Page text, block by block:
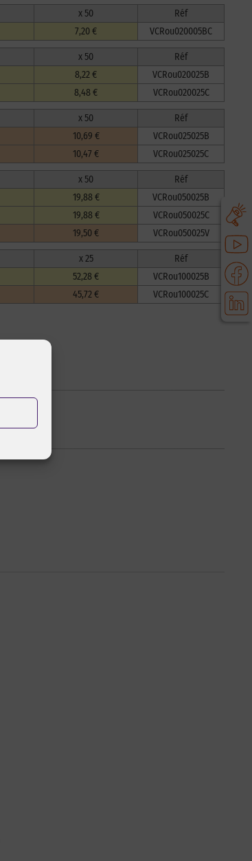
x 50
Réf
7,20 € VCRou020005BC
x 50
Réf
8,22 €
VCRou020025B
8,48 € VCRou020025C
x 50
Réf
10,69 €
VCRou025025B
10,47 € VCRou025025C
x 50
Réf
19,88 €
VCRou050025B
19,88 €
VCRou050025C
19,50 € VCRou050025V
x 25
Réf
52,28 €
VCRou100025B
45,72 € VCRou100025C